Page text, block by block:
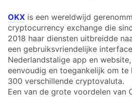
OKX is een wereldwijd
cryptocurrency exchange die
2018 haar diensten uitbreidde
een gebruiksvriendelijke
Nederlandstalige app en
eenvoudig en toegankelijk om te
300 verschillende cryptovaluta.
Een van de grote voordelen van